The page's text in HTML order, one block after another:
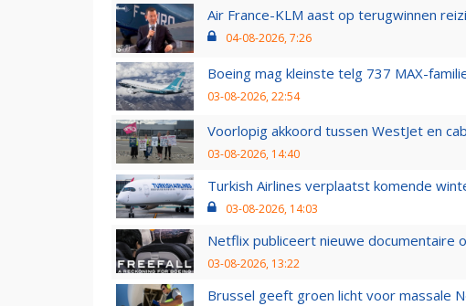
Air France-KLM aast op terugwinnen
04-08-2026, 7:26
Boeing mag kleinste telg 737 MAX-
03-08-2026, 22:54
Voorlopig akkoord tussen WestJet en
03-08-2026, 14:40
Turkish Airlines verplaatst komende
03-08-2026, 14:03
Netflix publiceert nieuwe documentaire
03-08-2026, 13:22
Brussel geeft groen licht voor massale